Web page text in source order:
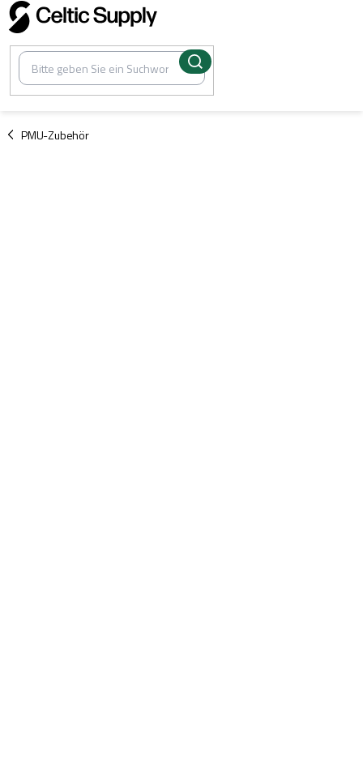
Zum
Inhalt
springen
PMU-Zubehör
/